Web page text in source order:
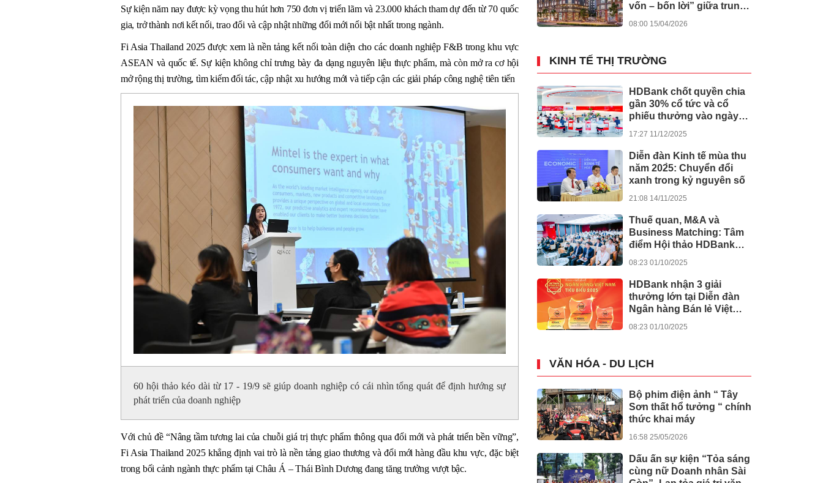
Sự kiện năm nay được kỳ vọng thu hút hơn 750 đơn vị triển lãm và 23.000 khách tham dự đến từ 70 quốc
gia, trở thành nơi kết nối, trao đổi và cập nhật những đổi mới nổi bật nhất trong ngành.
Fi Asia Thailand 2025 được xem là nền tảng kết nối toàn diện cho các doanh nghiệp F&B trong khu vực
ASEAN và quốc tế. Sự kiện không chỉ trưng bày đa dạng nguyên liệu thực phẩm, mà còn mở ra cơ hội
mở rộng thị trường, tìm kiếm đối tác, cập nhật xu hướng mới và tiếp cận các giải pháp công nghệ tiên tiến
60 hội thảo kéo dài từ 17 - 19/9 sẽ giúp doanh nghiệp có cái nhìn tổng quát để định hướng sự
phát triển của doanh nghiệp
Với chủ đề “Nâng tầm tương lai của chuỗi giá trị thực phẩm thông qua đổi mới và phát triển bền vững”,
Fi Asia Thailand 2025 khẳng định vai trò là nền tảng giao thương và đổi mới hàng đầu khu vực, đặc biệt
trong bối cảnh ngành thực phẩm tại Châu Á – Thái Bình Dương đang tăng trưởng vượt bậc.
vốn – bốn lời” giữa trung
08:00 15/04/2026
KINH TẾ THỊ TRƯỜNG
HDBank chốt quyền chia
gần 30% cổ tức và cổ
phiếu thưởng vào ngày
lớn
17:27 11/12/2025
Diễn đàn Kinh tế mùa thu
năm 202̀5: Chuyển đổi
xanh trong kỷ nguyên số
21:08 14/11/2025
Thuế quan, M&A và
Business Matching: Tâm
điểm Hội thảo HDBank
08:23 01/10/2025
HDBank nhận 3 giải
thưởng lớn tại Diễn đàn
Ngân hàng Bán lẻ Việt
08:23 01/10/2025
VĂN HÓA - DU LỊCH
Bộ phim điện ảnh “ Tây
Sơn thất hổ tưởng “ chính
thức khai máy
16:58 25/05/2026
Dấu ấn sự kiện “Tỏa sáng
cùng nữ Doanh nhân Sài